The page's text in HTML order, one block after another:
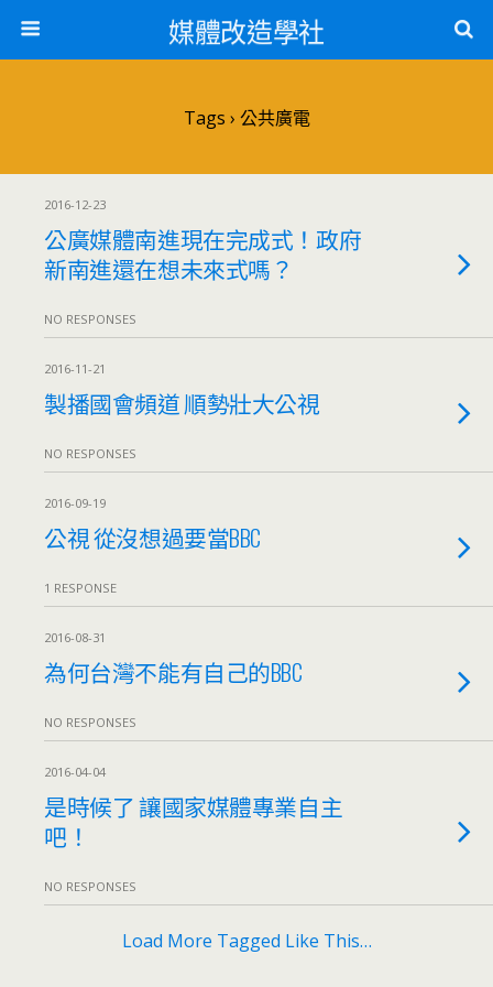
媒體改造學社
Tags › 公共廣電
2016-12-23
公廣媒體南進現在完成式！政府
新南進還在想未來式嗎？
NO RESPONSES
2016-11-21
製播國會頻道 順勢壯大公視
NO RESPONSES
2016-09-19
公視 從沒想過要當BBC
1 RESPONSE
2016-08-31
為何台灣不能有自己的BBC
NO RESPONSES
2016-04-04
是時候了 讓國家媒體專業自主
吧！
NO RESPONSES
Load More Tagged Like This…